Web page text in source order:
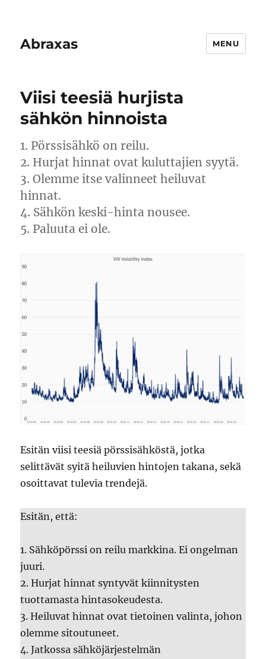
Abraxas MENU
Viisi teesiä hurjista
sähkön hinnoista
1. Pörssisähkö on reilu.
2. Hurjat hinnat ovat kuluttajien syytä.
3. Olemme itse valinneet heiluvat
hinnat.
4. Sähkön keski-hinta nousee.
5. Paluuta ei ole.
Esitän viisi teesiä pörssisähköstä, jotka
selittävät syitä heiluvien hintojen takana, sekä
osoittavat tulevia trendejä.
Esitän, että:
1. Sähköpörssi on reilu markkina. Ei ongelman
juuri.
2. Hurjat hinnat syntyvät kiinnitysten
tuottamasta hintasokeudesta.
3. Heiluvat hinnat ovat tietoinen valinta, johon
olemme sitoutuneet.
4. Jatkossa sähköjärjestelmän